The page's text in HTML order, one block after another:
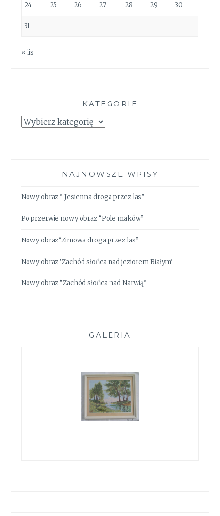
24 25 26 27 28 29 30
31
« lis
KATEGORIE
Kategorie
NAJNOWSZE WPISY
Nowy obraz ” Jesienna droga przez las”
Po przerwie nowy obraz “Pole maków”
Nowy obraz”Zimowa droga przez las”
Nowy obraz ‘Zachód słońca nad jeziorem Białym’
Nowy obraz “Zachód słońca nad Narwią”
GALERIA